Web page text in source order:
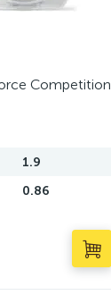
Competition
1.9
0.86